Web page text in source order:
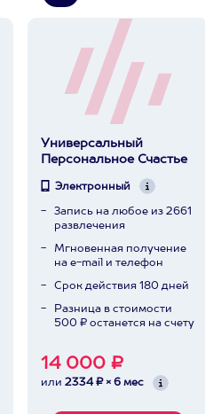
Универсальный
Персональное Счастье
Электронный
Запись на любое из 2661
развлечения
Мгновенная получение
на e-mail и телефон
Срок действия 180 дней
Разница в стоимости
500 ₽ останется на счету
14 000 ₽
или 2334 ₽ × 6 мес